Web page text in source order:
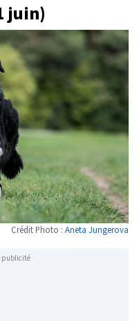
juin)
Crédit Photo : Aneta Jungerova
publicité